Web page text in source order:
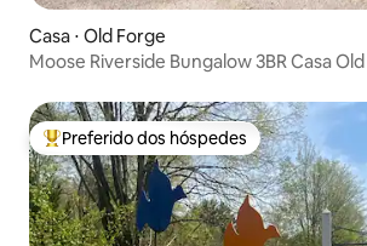
Casa ⋅ Old Forge
Moose Riverside Bungalow 3BR Casa
Entre os melhores preferidos dos
Preferido dos hóspedes